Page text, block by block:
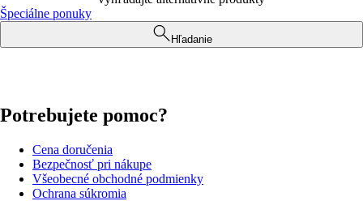
Špeciálne ponuky
Hľadanie
Potrebujete pomoc?
Cena doručenia
Bezpečnosť pri nákupe
Všeobecné obchodné podmienky
Ochrana súkromia